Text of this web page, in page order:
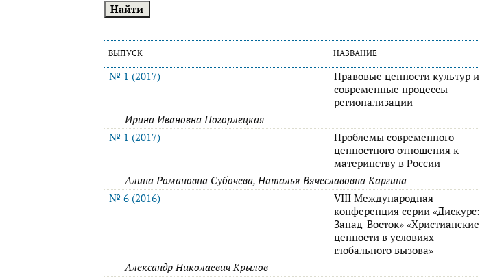
ВЫПУСК НАЗВАНИЕ
№ 1 (2017)
Правовые ценности культур и
современные процессы
регионализации
Ирина Ивановна Погорлецкая
№ 1 (2017)
Проблемы современного
ценностного отношения к
материнству в России
Алина Романовна Субочева, Наталья Вячеславовна Каргина
№ 6 (2016)
VIII Международная
конференция серии «Дискурс:
Запад-Восток» «Христианские
ценности в условиях
глобального вызова»
Александр Николаевич Крылов